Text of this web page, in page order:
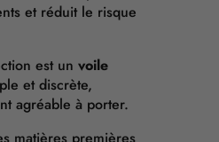
et réduit le risque
est un voile
et discrète,
agréable à porter.